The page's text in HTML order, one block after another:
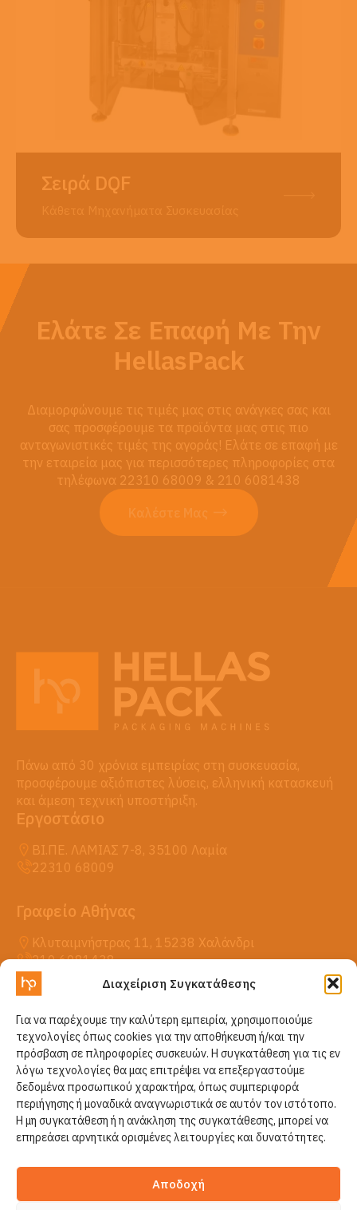
Διαχείριση Συγκατάθεσης
Για να παρέχουμε την καλύτερη εμπειρία, χρησιμοποιούμε
τεχνολογίες όπως cookies για την αποθήκευση ή/και την
πρόσβαση σε πληροφορίες συσκευών. Η συγκατάθεση για τις εν
λόγω τεχνολογίες θα μας επιτρέψει να επεξεργαστούμε
δεδομένα προσωπικού χαρακτήρα, όπως συμπεριφορά
περιήγησης ή μοναδικά αναγνωριστικά σε αυτόν τον ιστότοπο.
Η μη συγκατάθεση ή η ανάκληση της συγκατάθεσης, μπορεί να
επηρεάσει αρνητικά ορισμένες λειτουργίες και δυνατότητες.
Αποδοχή
Σειρά DQF
Ελάτε Σε Επαφή Με Την
HellasPack
Διαμορφώνουμε τις τιμές μας στις ανάγκες σας και
σας προσφέρουμε τα προϊόντα μας στις πιο
ανταγωνιστικές τιμές της αγοράς! Ελάτε σε επαφή με
την εταιρεία μας για περισσότερες πληροφορίες στα
τηλέφωνα 22310 68009 & 210 6081438
Καλέστε Μας
Πάνω από 30 χρόνια εμπειρίας στη συσκευασία,
προσφέρουμε αξιόπιστες λύσεις, ελληνική κατασκευή
και άμεση τεχνική υποστήριξη.
Εργοστάσιο
ΒΙ.ΠΕ. ΛΑΜΙΑΣ 7-8, 35100 Λαμία
22310 68009
Γραφείο Αθήνας
Κλυταιμνήστρας 11, 15238 Χαλάνδρι
210 6081438
Προϊόντα
Νέα
Επικοινωνία